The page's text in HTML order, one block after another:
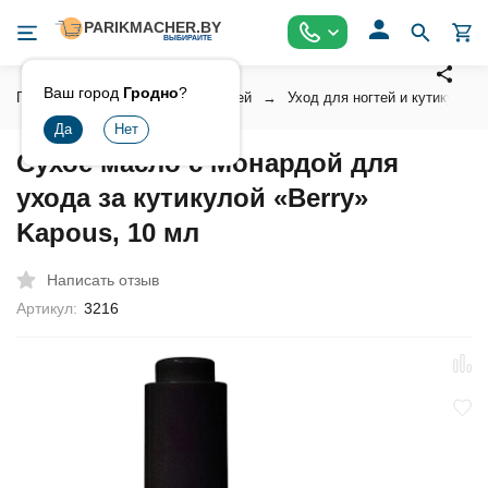
Ваш город Гродно?
Главная Косметика для ногтей Уход для ногтей и кутикулой
Сухое масло с Монардой для
ухода за кутикулой «Berry»
Kapous, 10 мл
Написать отзыв
Артикул: 3216